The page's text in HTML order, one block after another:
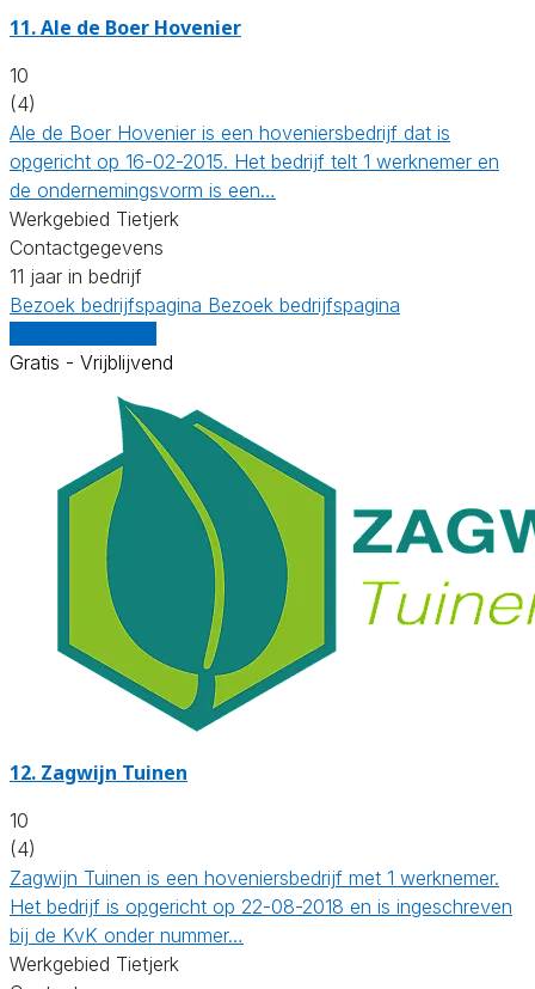
11.Ale de Boer Hovenier
10
(4)
Ale de Boer Hovenier is een hoveniersbedrijf dat is
opgericht op 16-02-2015. Het bedrijf telt 1 werknemer en
de ondernemingsvorm is een…
Werkgebied Tietjerk
Contactgegevens
11 jaar in bedrijf
Bezoek bedrijfspagina Bezoek bedrijfspagina
Gratis - Vrijblijvend
12. Zagwijn Tuinen
10
(4)
Zagwijn Tuinen is een hoveniersbedrijf met 1 werknemer.
Het bedrijf is opgericht op 22-08-2018 en is ingeschreven
bij de KvK onder nummer…
Werkgebied Tietjerk